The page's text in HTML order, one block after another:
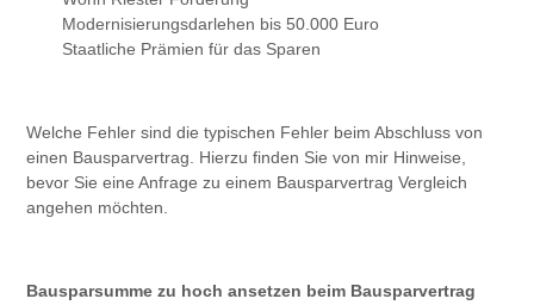
Modernisierungsdarlehen bis 50.000 Euro
Staatliche Prämien für das Sparen
Welche Fehler sind die typischen Fehler beim Abschluss von
einen Bausparvertrag. Hierzu finden Sie von mir Hinweise,
bevor Sie eine Anfrage zu einem Bausparvertrag Vergleich
angehen möchten.
Bausparsumme zu hoch ansetzen beim Bausparvertrag